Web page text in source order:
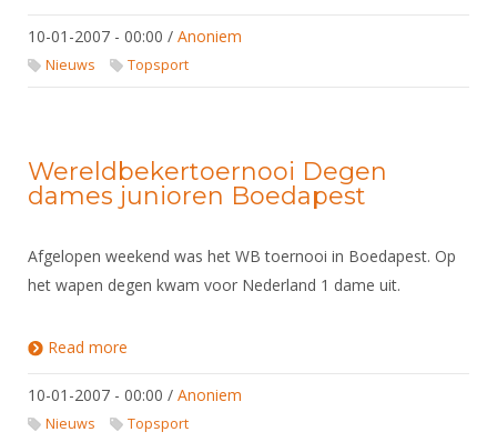
10-01-2007 - 00:00 / Anoniem
Nieuws Topsport
Wereldbekertoernooi Degen
dames junioren Boedapest
Afgelopen weekend was het WB toernooi in Boedapest. Op
het wapen degen kwam voor Nederland 1 dame uit.
Read more
10-01-2007 - 00:00 / Anoniem
Nieuws Topsport